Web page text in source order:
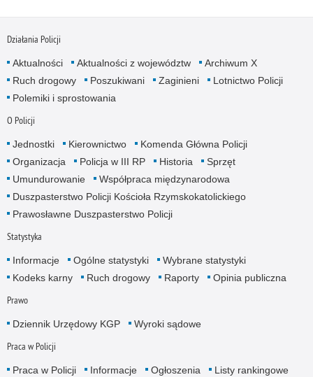
Działania Policji
Aktualności Aktualności z województw
Archiwum X
Ruch drogowy
Poszukiwani Zaginieni
Lotnictwo Policji
Polemiki i sprostowania
O Policji
Jednostki Kierownictwo
Komenda Główna Policji
Organizacja
Policja w III RP Historia
Sprzęt
Umundurowanie
Współpraca międzynarodowa
Duszpasterstwo Policji Kościoła Rzymskokatolickiego
Prawosławne Duszpasterstwo Policji
Statystyka
Informacje Ogólne statystyki
Wybrane statystyki
Kodeks karny
Ruch drogowy Raporty Opinia publiczna
Prawo
Dziennik Urzędowy KGP Wyroki sądowe
Praca w Policji
Praca w Policji Informacje Ogłoszenia
Listy rankingowe